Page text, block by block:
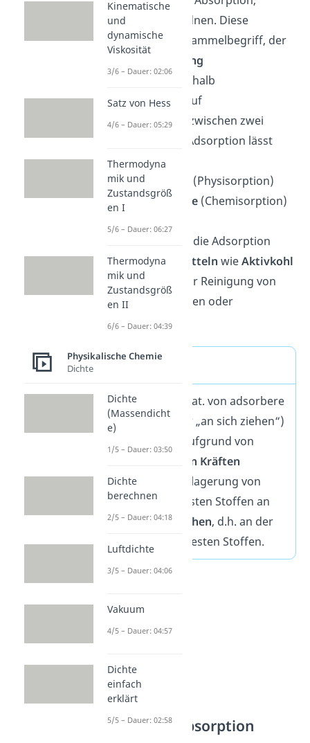
zurSorption
zuordnen. Diese
bezeichnet einen Sammelbegriff, der
Anreicherung
eines Stoffes
innerhalb
einer Phase oder auf
einer Grenzfläche zwischen zwei
Phasen steht. Die Adsorption lässt
sich in
einephysikalische
(Physisorption)
und einechemische (Chemisorption)
Anwendung findet die Adsorption
beiAdsorptionsmitteln wieAktivkohl
oderKieselgel
zur Reinigung von
verschiedenen Gasen oder
Flüssigkeiten.
Die Adsorption (lat. von adsorbere
„ansaugen“ oder „an sich ziehen“)
bezeichnet die aufgrund von
intermolekularen Kräften
stattfindende Anlagerung von
Gasen oder gelösten Stoffen an
Phasengrenzflächen, d.h. an der
Oberfläche von festen Stoffen.
Adsorption Absorption
Kinematische
und
dynamische
Viskosität
3/6 – Dauer: 02:06
Satz von Hess
4/6 – Dauer: 05:29
Thermodyna
mik und
Zustandsgröß
en I
5/6 – Dauer: 06:27
Thermodyna
mik und
Zustandsgröß
en II
6/6 – Dauer: 04:39
Physikalische Chemie
Dichte
Dichte
(Massendicht
e)
1/5 – Dauer: 03:50
Dichte
berechnen
2/5 – Dauer: 04:18
Luftdichte
3/5 – Dauer: 04:06
Vakuum
4/5 – Dauer: 04:57
Dichte
einfach
erklärt
5/5 – Dauer: 02:58